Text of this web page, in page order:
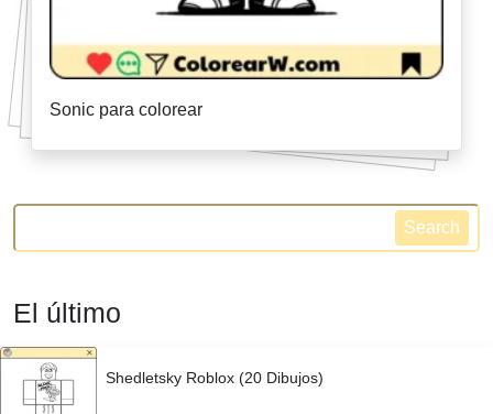
Sonic para colorear
Search
El último
Shedletsky Roblox (20 Dibujos)